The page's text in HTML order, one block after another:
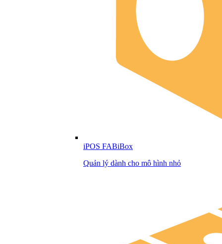
iPOS FABiBox
Quản lý dành cho mô hình nhỏ